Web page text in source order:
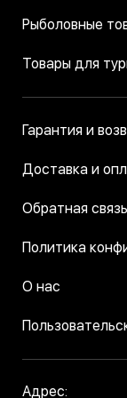
стоит
поломка
вершинки
ловли
Рыболовные
Товары для
Гарантия и
Доставка и
Обратная связь
Политика
О нас
Адрес: